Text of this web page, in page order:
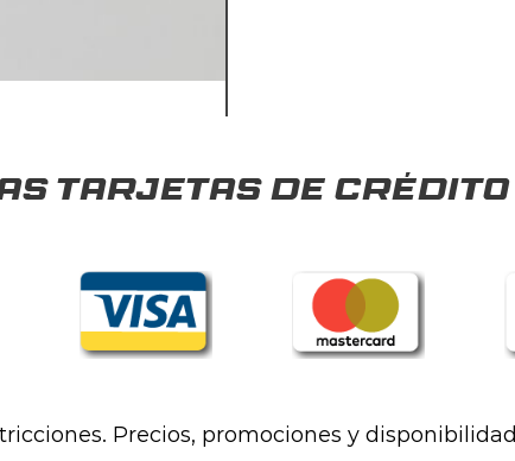
tarjetas de crédito
Precios, promociones y disponibilidad